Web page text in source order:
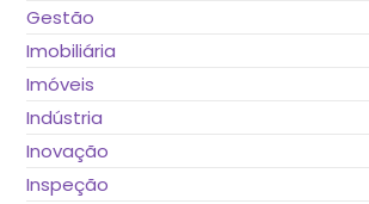
Gestão
Imobiliária
Imóveis
Indústria
Inovação
Inspeção